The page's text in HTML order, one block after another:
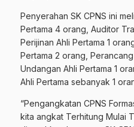
Penyerahan SK CPNS ini
Pertama 4 orang, Auditor
Perijinan Ahli Pertama 1
Pertama 2 orang,
Undangan Ahli Pertama 1
Ahli Pertama sebanyak 1
“Pengangkatan CPNS
kita angkat Terhitung Mulai